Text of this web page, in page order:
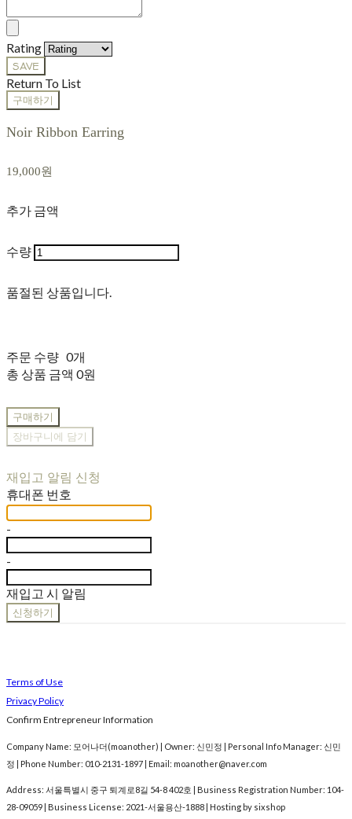
Rating
SAVE
Return To List
구매하기
Noir Ribbon Earring
19,000원
추가 금액
수량
품절된 상품입니다.
주문 수량 0개
총 상품 금액 0원
구매하기
장바구니에 담기
재입고 알림 신청
휴대폰 번호
-
-
재입고 시 알림
신청하기
Terms of Use
Privacy Policy
Confirm Entrepreneur Information
Company Name: 모어나더(moanother) | Owner: 신민정 | Personal Info Manager: 신민
정 | Phone Number: 010-2131-1897 | Email: moanother@naver.com
Address: 서울특별시 중구 퇴계로8길 54-8 402호 | Business Registration Number: 104-
28-09059 | Business License: 2021-서울용산-1888 | Hosting by sixshop